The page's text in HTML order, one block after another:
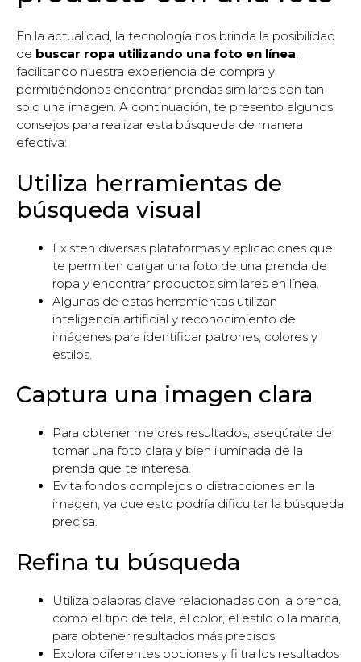
En la actualidad, la tecnología nos brinda la posibilidad
de buscar ropa utilizando una foto en línea,
facilitando nuestra experiencia de compra y
permitiéndonos encontrar prendas similares con tan
solo una imagen. A continuación, te presento algunos
consejos para realizar esta búsqueda de manera
efectiva:
Utiliza herramientas de
búsqueda visual
Existen diversas plataformas y aplicaciones que
te permiten cargar una foto de una prenda de
ropa y encontrar productos similares en línea.
Algunas de estas herramientas utilizan
inteligencia artificial y reconocimiento de
imágenes para identificar patrones, colores y
estilos.
Captura una imagen clara
Para obtener mejores resultados, asegúrate de
tomar una foto clara y bien iluminada de la
prenda que te interesa.
Evita fondos complejos o distracciones en la
imagen, ya que esto podría dificultar la búsqueda
precisa.
Refina tu búsqueda
Utiliza palabras clave relacionadas con la prenda,
como el tipo de tela, el color, el estilo o la marca,
para obtener resultados más precisos.
Explora diferentes opciones y filtra los resultados